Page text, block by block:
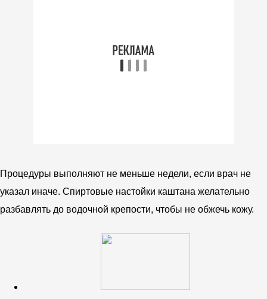
Процедуры выполняют не меньше недели, если врач не
указал иначе. Спиртовые настойки каштана желательно
разбавлять до водочной крепости, чтобы не обжечь кожу.